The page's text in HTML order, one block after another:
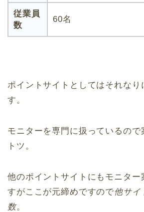
従業員
数
60名
ポイントサイトとしてはそれなり
す。
モニターを専門に扱っているので
トツ。
他のポイントサイトにもモニター
すがここが元締めですので他サイ
数。